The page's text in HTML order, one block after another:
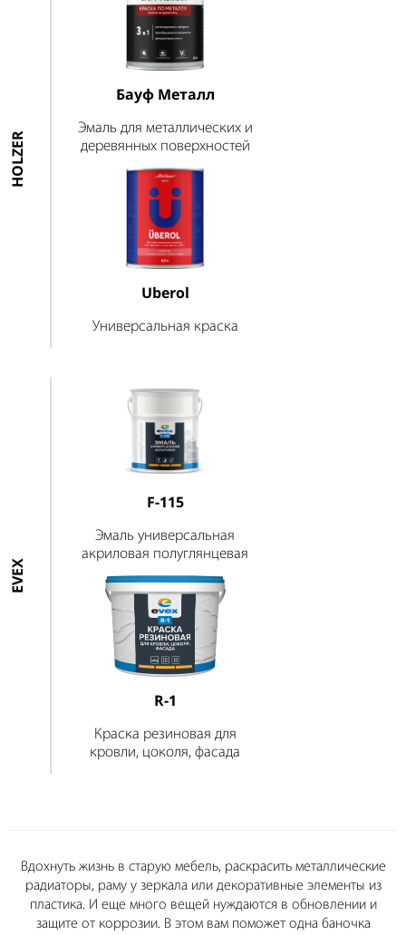
HOLZER
Бауф Металл
Эмаль для металлических и
деревянных поверхностей
Uberol
Универсальная краска
EVEX
F-115
Эмаль универсальная
акриловая полуглянцевая
R-1
Краска резиновая для
кровли, цоколя, фасада
Вдохнуть жизнь в старую мебель, раскрасить металлические
радиаторы, раму у зеркала или декоративные элементы из
пластика. И еще много вещей нуждаются в обновлении и
защите от коррозии. В этом вам поможет одна баночка